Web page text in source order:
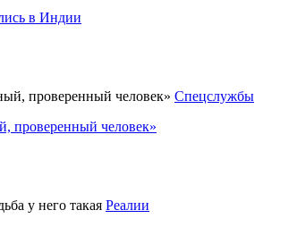
в Индии
Спецслужбы
проверенный человек»
Реалии